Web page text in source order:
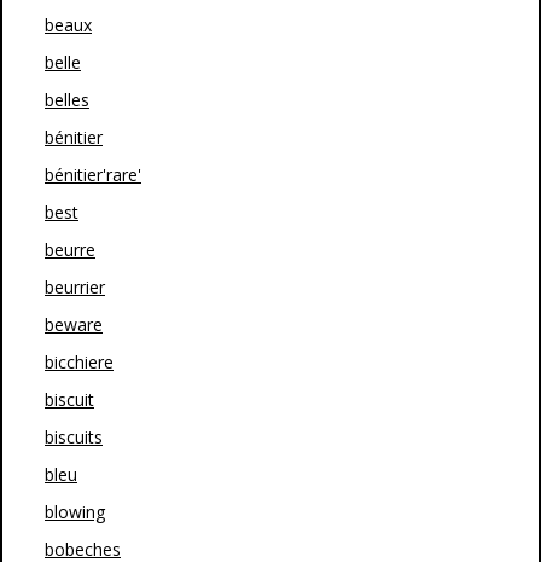
beaux
belle
belles
bénitier
bénitier'rare'
best
beurre
beurrier
beware
bicchiere
biscuit
biscuits
bleu
blowing
bobeches